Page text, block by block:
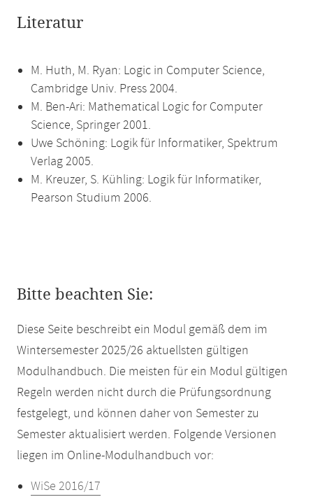
Literatur
M. Huth, M. Ryan: Logic in Computer Science,
Cambridge Univ. Press 2004.
M. Ben-Ari: Mathematical Logic for Computer
Science, Springer 2001.
Uwe Schöning: Logik für Informatiker, Spektrum
Verlag 2005.
M. Kreuzer, S. Kühling: Logik für Informatiker,
Pearson Studium 2006.
Bitte beachten Sie:
Diese Seite beschreibt ein Modul gemäß dem im
Wintersemester 2025/26 aktuellsten gültigen
Modulhandbuch. Die meisten für ein Modul gültigen
Regeln werden nicht durch die Prüfungsordnung
festgelegt, und können daher von Semester zu
Semester aktualisiert werden. Folgende Versionen
liegen im Online-Modulhandbuch vor:
WiSe 2016/17